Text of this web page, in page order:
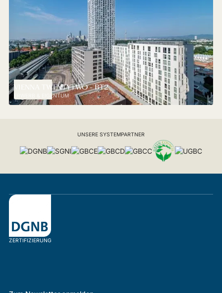
VIENNA TWENTYTWO - BT2
ERWERB & EIGENTUM
UNSERE SYSTEMPARTNER
ZERTIFIZIERUNG